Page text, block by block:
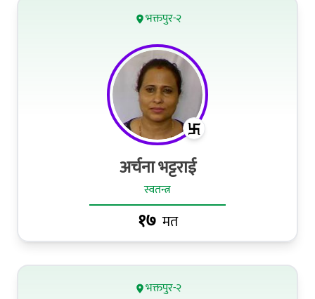
भक्तपुर-२
अर्चना भट्टराई
स्वतन्त्र
१७ मत
भक्तपुर-२